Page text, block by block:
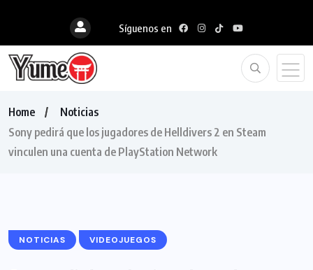
Síguenos en
Home
Noticias
Sony pedirá que los jugadores de Helldivers 2 en Steam
vinculen una cuenta de PlayStation Network
NOTICIAS VIDEOJUEGOS